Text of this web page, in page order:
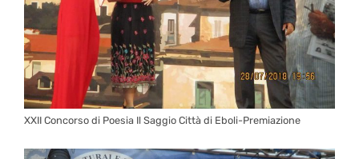
XXII Concorso di Poesia Il Saggio Città di Eboli-Premiazione